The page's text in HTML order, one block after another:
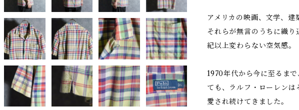
アメリカの映画、文学、建
それらが無言のうちに織
紀以上変わらない空気感。
1970年代から今に至るま
ても、ラルフ・ローレン
愛され続けてきました。